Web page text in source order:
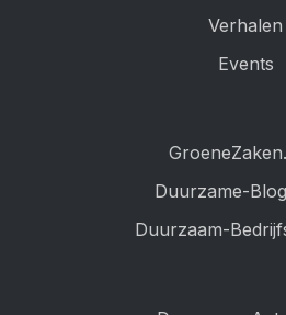
Verhalen
Events
Duurzame-
Duurzaam-